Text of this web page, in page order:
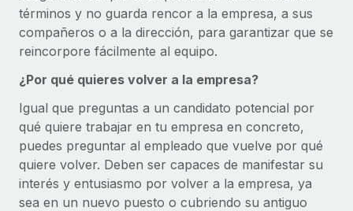
Prestaciones
Gestiona las prestaciones de los empleados sin
La misión de Remote sigue siendo ayudar a empresas de
todos los tamaños a contratar, gestionar y...
Más información
Pento se convierte en un empleador equitativo
con Remote
Gestionar las nóminas internamente es complicado. Tardas
semanas en hacerlo manualmente y, al mes...
Más información
términos y no guarda rencor a la empresa, a sus
compañeros o a la dirección, para garantizar que se
reincorpore fácilmente al equipo.
¿Por qué quieres volver a la empresa?
Igual que preguntas a un candidato potencial por
qué quiere trabajar en tu empresa en concreto,
puedes preguntar al empleado que vuelve por qué
quiere volver. Deben ser capaces de manifestar su
interés y entusiasmo por volver a la empresa, ya
sea en un nuevo puesto o cubriendo su antiguo